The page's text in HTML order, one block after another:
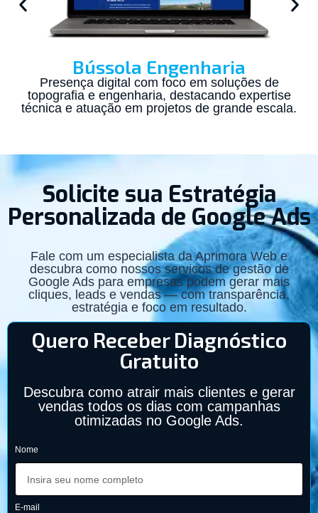
Bússola Engenharia
Presença digital com foco em soluções de
topografia e engenharia, destacando expertise
técnica e atuação em projetos de grande escala.
Solicite sua Estratégia
Personalizada de Google Ads
Fale com um especialista da Aprimora Web e
descubra como nossos serviços de gestão de
Google Ads para empresas podem gerar mais
cliques, leads e vendas — com transparência,
estratégia e foco em resultado.
Quero Receber Diagnóstico
Gratuito
Descubra como atrair mais clientes e gerar
vendas todos os dias com campanhas
otimizadas no Google Ads.
Nome
E-mail